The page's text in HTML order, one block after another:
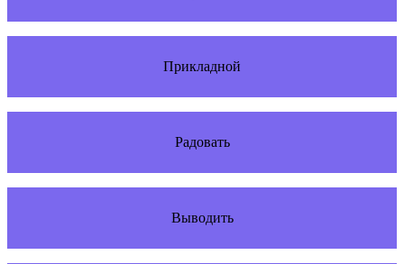
Прикладной
Радовать
Выводить